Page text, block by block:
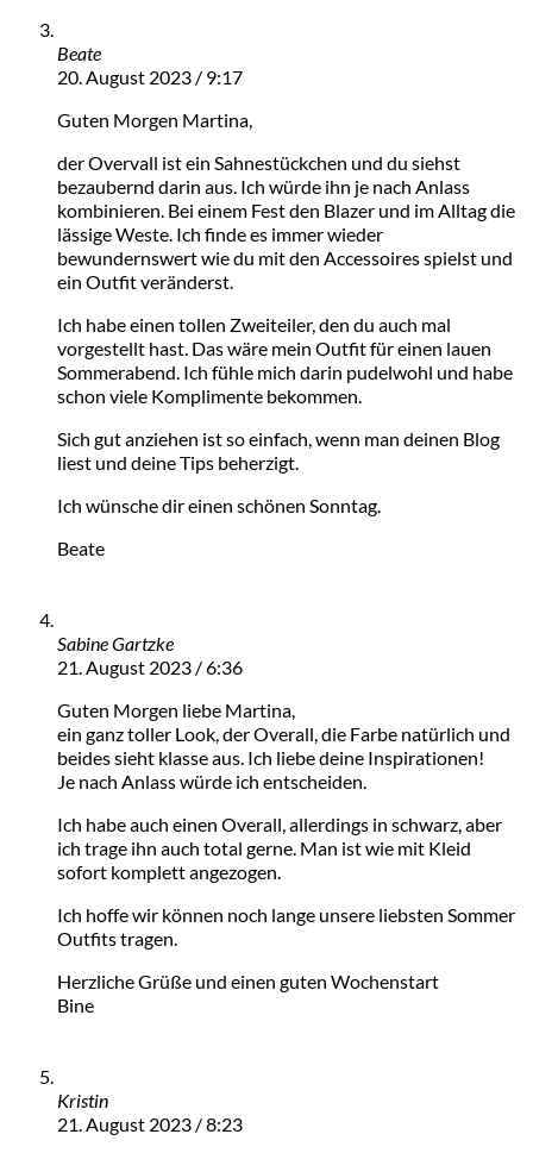
Beate
20. August 2023 / 9:17
Guten Morgen Martina,
der Overvall ist ein Sahnestückchen und du siehst
bezaubernd darin aus. Ich würde ihn je nach Anlass
kombinieren. Bei einem Fest den Blazer und im Alltag die
lässige Weste. Ich finde es immer wieder
bewundernswert wie du mit den Accessoires spielst und
ein Outfit veränderst.
Ich habe einen tollen Zweiteiler, den du auch mal
vorgestellt hast. Das wäre mein Outfit für einen lauen
Sommerabend. Ich fühle mich darin pudelwohl und habe
schon viele Komplimente bekommen.
Sich gut anziehen ist so einfach, wenn man deinen Blog
liest und deine Tips beherzigt.
Ich wünsche dir einen schönen Sonntag.
Beate
Sabine Gartzke
21. August 2023 / 6:36
Guten Morgen liebe Martina,
ein ganz toller Look, der Overall, die Farbe natürlich und
beides sieht klasse aus. Ich liebe deine Inspirationen!
Je nach Anlass würde ich entscheiden.
Ich habe auch einen Overall, allerdings in schwarz, aber
ich trage ihn auch total gerne. Man ist wie mit Kleid
sofort komplett angezogen.
Ich hoffe wir können noch lange unsere liebsten Sommer
Outfits tragen.
Herzliche Grüße und einen guten Wochenstart
Bine
Kristin
21. August 2023 / 8:23